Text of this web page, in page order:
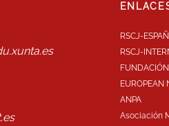
RSCJ-
RSCJ-
EUROPEAN
ANPA
Asociación